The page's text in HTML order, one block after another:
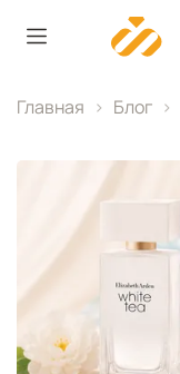
Главная Блог